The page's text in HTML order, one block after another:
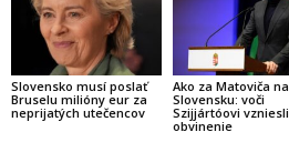
Slovensko musí poslať
Bruselu milióny eur za
neprijatých utečencov
Ako za Matoviča na
Slovensku: voči
Szijjártóovi vzniesli
obvinenie